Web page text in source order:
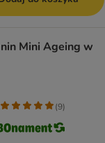
Mini Ageing w
(9)